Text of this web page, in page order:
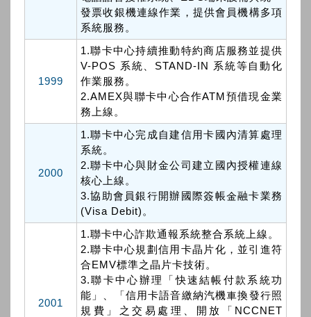
發票收銀機連線作業，提供會員機構多項
系統服務。
1999
1.聯卡中心持續推動特約商店服務並提供
V-POS 系統、STAND-IN 系統等自動化
作業服務。
2.AMEX與聯卡中心合作ATM預借現金業
務上線。
2000
1.聯卡中心完成自建信用卡國內清算處理
系統。
2.聯卡中心與財金公司建立國內授權連線
核心上線。
3.協助會員銀行開辦國際簽帳金融卡業務
(Visa Debit)。
2001
1.聯卡中心詐欺通報系統整合系統上線。
2.聯卡中心規劃信用卡晶片化，並引進符
合EMV標準之晶片卡技術。
3.聯卡中心辦理「快速結帳付款系統功
能」、「信用卡語音繳納汽機車換發行照
規費」之交易處理、開放「NCCNET